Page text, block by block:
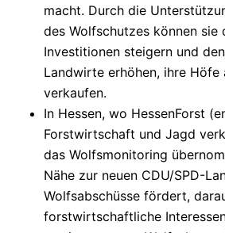
macht. Durch die
des Wolfschutzes können sie
Investitionen steigern und
Landwirte erhöhen, ihre Höfe
verkaufen.
In Hessen, wo HessenForst
Forstwirtschaft und Jagd
das Wolfsmonitoring
Nähe zur neuen CDU/SPD-
Wolfsabschüsse fördert,
forstwirtschaftliche